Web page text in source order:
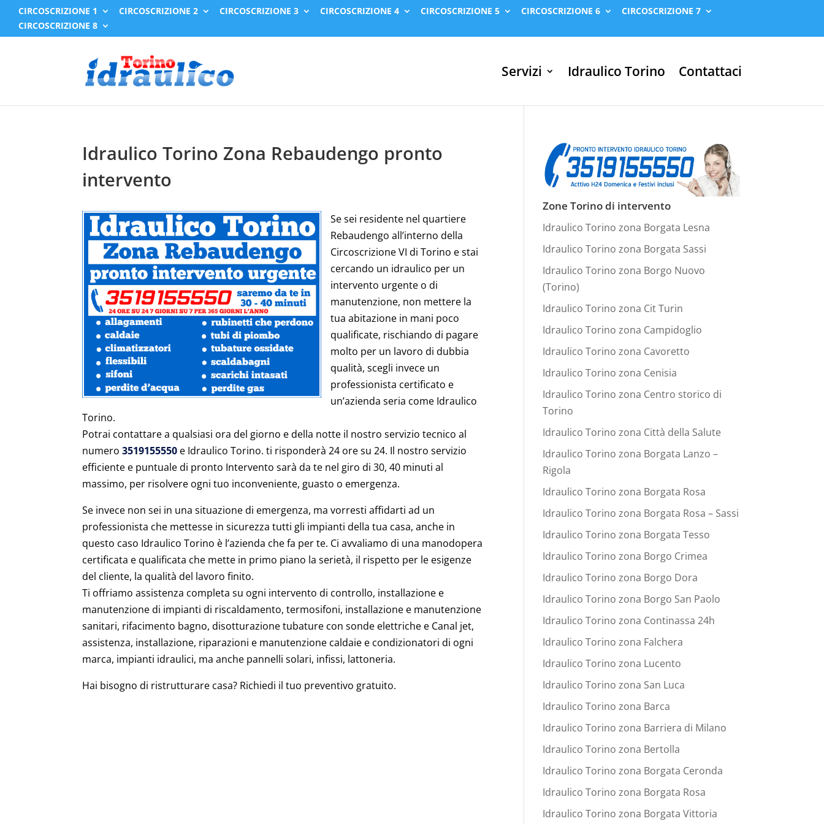
CIRCOSCRIZIONE 1 CIRCOSCRIZIONE 2 CIRCOSCRIZIONE 3 CIRCOSCRIZIONE 4 CIRCOSCRIZIONE 5 CIRCOSCRIZIONE 6
CIRCOSCRIZIONE 7
CIRCOSCRIZIONE 8
Servizi Idraulico Torino Contattaci
Idraulico Torino Zona Rebaudengo pronto
intervento
Se sei residente nel quartiere
Rebaudengo all’interno della
Circoscrizione VI di Torino e stai
cercando un idraulico per un
intervento urgente o di
manutenzione, non mettere la
tua abitazione in mani poco
qualificate, rischiando di pagare
molto per un lavoro di dubbia
qualità, scegli invece un
professionista certificato e
un’azienda seria come Idraulico
Torino.
Potrai contattare a qualsiasi ora del giorno e della notte il nostro servizio tecnico al
numero3519155550 e Idraulico Torino. ti risponderà 24 ore su 24. Il nostro servizio
efficiente e puntuale di pronto Intervento sarà da te nel giro di 30, 40 minuti al
massimo, per risolvere ogni tuo inconveniente, guasto o emergenza.
Se invece non sei in una situazione di emergenza, ma vorresti affidarti ad un
professionista che mettesse in sicurezza tutti gli impianti della tua casa, anche in
questo caso Idraulico Torino è l’azienda che fa per te. Ci avvaliamo di una manodopera
certificata e qualificata che mette in primo piano la serietà, il rispetto per le esigenze
del cliente, la qualità del lavoro finito.
Ti offriamo assistenza completa su ogni intervento di controllo, installazione e
manutenzione di impianti di riscaldamento, termosifoni, installazione e manutenzione
sanitari, rifacimento bagno, disotturazione tubature con sonde elettriche e Canal jet,
assistenza, installazione, riparazioni e manutenzione caldaie e condizionatori di ogni
marca, impianti idraulici, ma anche pannelli solari, infissi, lattoneria.
Hai bisogno di ristrutturare casa? Richiedi il tuo preventivo gratuito.
Zone Torino di intervento
Idraulico Torino zona Borgata Lesna
Idraulico Torino zona Borgata Sassi
Idraulico Torino zona Borgo Nuovo
(Torino)
Idraulico Torino zona Cit Turin
Idraulico Torino zona Campidoglio
Idraulico Torino zona Cavoretto
Idraulico Torino zona Cenisia
Idraulico Torino zona Centro storico di
Torino
Idraulico Torino zona Città della Salute
Idraulico Torino zona Borgata Lanzo –
Rigola
Idraulico Torino zona Borgata Rosa
Idraulico Torino zona Borgata Rosa – Sassi
Idraulico Torino zona Borgata Tesso
Idraulico Torino zona Borgo Crimea
Idraulico Torino zona Borgo Dora
Idraulico Torino zona Borgo San Paolo
Idraulico Torino zona Continassa 24h
Idraulico Torino zona Falchera
Idraulico Torino zona Lucento
Idraulico Torino zona San Luca
Idraulico Torino zona Barca
Idraulico Torino zona Barriera di Milano
Idraulico Torino zona Bertolla
Idraulico Torino zona Borgata Ceronda
Idraulico Torino zona Borgata Rosa
Idraulico Torino zona Borgata Vittoria